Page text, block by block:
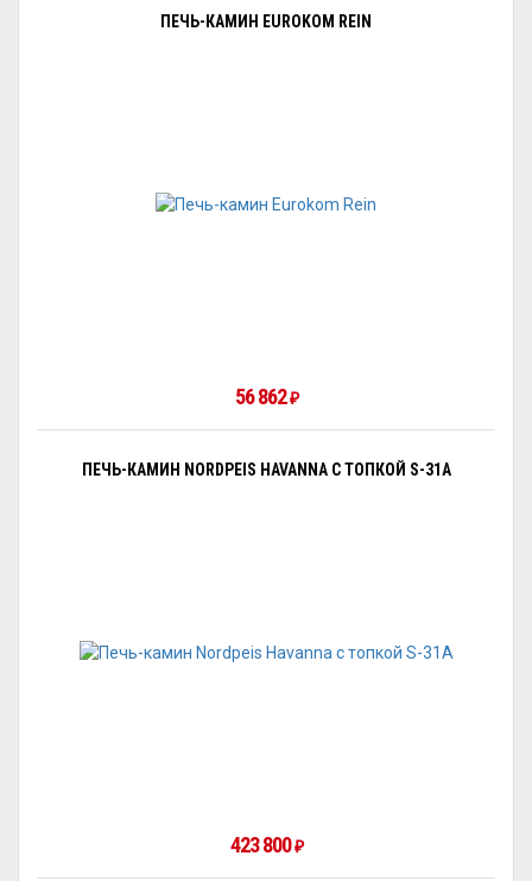
ПЕЧЬ-КАМИН EUROKOM REIN
56 862₽
ПЕЧЬ-КАМИН NORDPEIS HAVANNA С ТОПКОЙ S-31A
423 800₽